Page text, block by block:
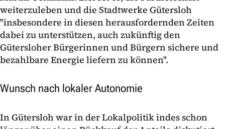
weiterzuleben und die Stadtwerke Gütersloh
"insbesondere in diesen herausfordernden Zeiten
dabei zu unterstützen, auch zukünftig den
Gütersloher Bürgerinnen und Bürgern sichere und
bezahlbare Energie liefern zu können".
Wunsch nach lokaler Autonomie
In Gütersloh war in der Lokalpolitik indes schon